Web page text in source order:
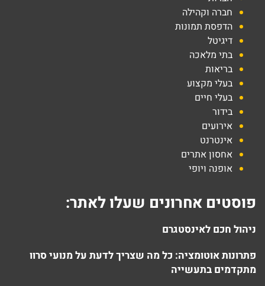
חברה וקהילה
הדפסת תמונות
דיגיטל
בתי מלאכה
בריאות
בעלי מקצוע
בעלי חיים
בידור
אירועים
אינטרנט
אחסון אתרים
אופנה ויופי
פוסטים אחרונים שעלו לאתר:
ניהול חכם לאינסטגרם
פתרונות אוטומציה: כל מה שצריך לדעת על מנועי סרוו
מתקדמים בתעשייה